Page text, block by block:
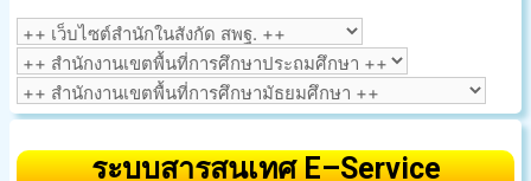
ระบบสารสนเทศ E–Service